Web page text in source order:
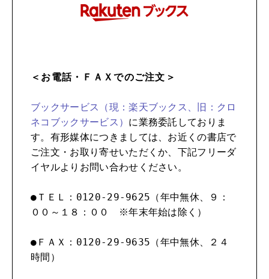
＜お電話・ＦＡＸでのご注文＞
ブックサービス（現：楽天ブックス、旧：クロ
ネコブックサービス） に業務委託しておりま
す。有形媒体につきましては、お近くの書店で
ご注文・お取り寄せいただくか、下記フリーダ
イヤルよりお問い合わせください。
●ＴＥＬ：0120-29-9625（年中無休、９：
００～１８：００ ※年末年始は除く）
●ＦＡＸ：0120-29-9635（年中無休、２４
時間）